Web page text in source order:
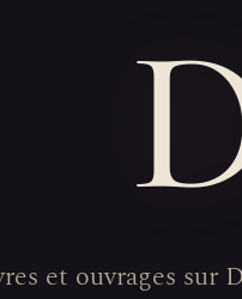
et ouvrages sur